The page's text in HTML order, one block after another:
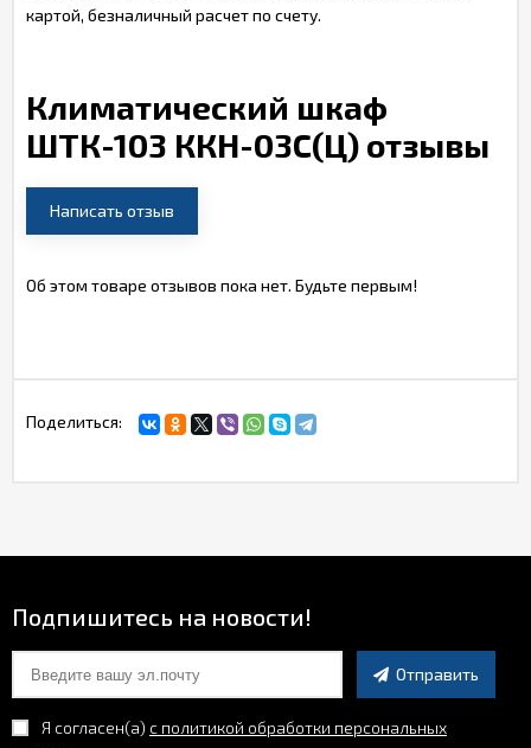
картой, безналичный расчет по счету.
Климатический шкаф
ШТК-103 ККН-03С(Ц) отзывы
Написать отзыв
Об этом товаре отзывов пока нет. Будьте первым!
Поделиться:
Подпишитесь на новости!
Отправить
Я согласен(a) с политикой обработки персональных